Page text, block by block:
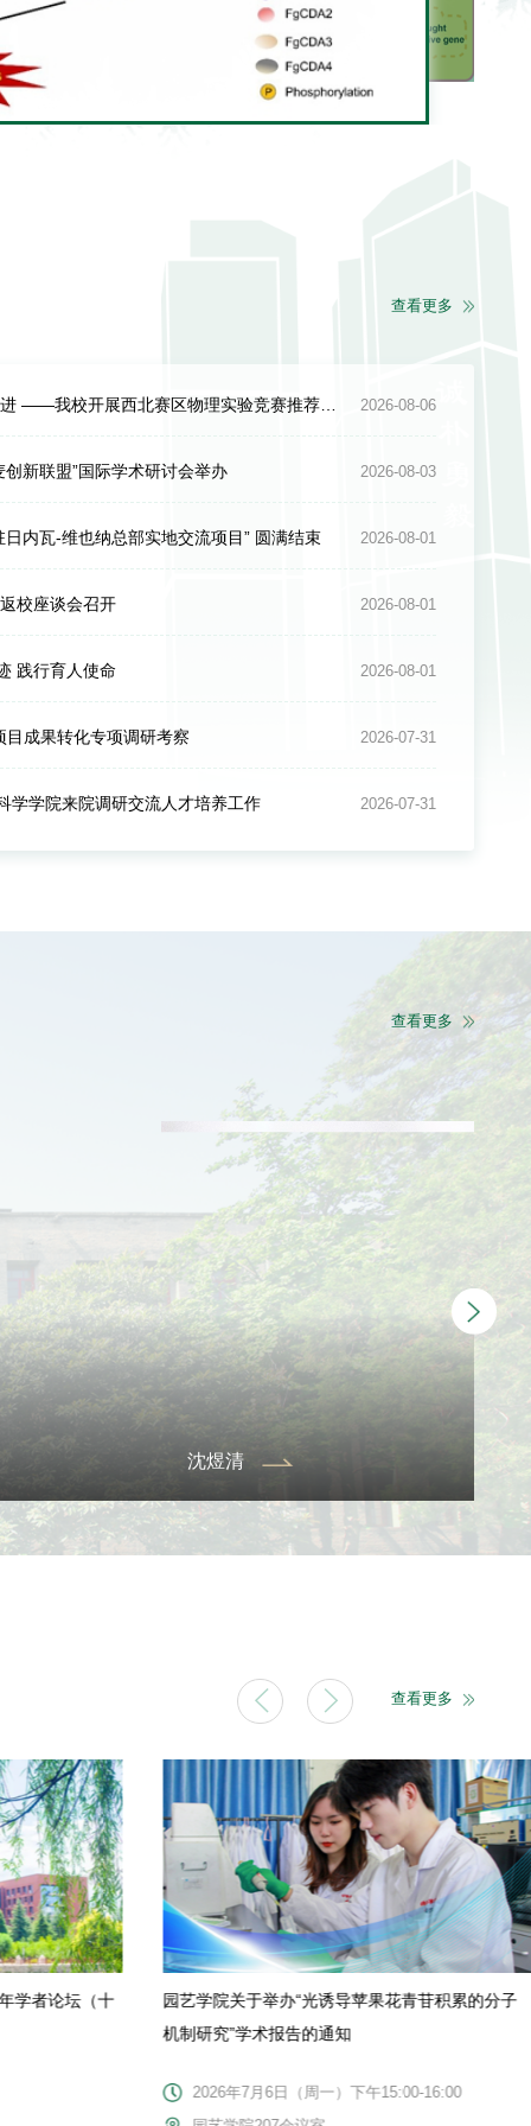
查看更多
署动员会
2026-08-06
2026-08-03
新联盟”国际学术研讨会举办
2026-08-01
内瓦-维也纳总部实地交流项目” 圆满结束
2026-08-01
校座谈会召开
2026-08-01
践行育人使命
2026-07-31
目成果转化专项调研考察
2026-07-31
学学院来院调研交流人才培养工作
查看更多
沈学年
张
查看更多
学者论坛（十
园艺学院关于举办“光诱导苹果花青苷积累的分子
机制研究”学术报告的通知
2026年7月6日（周一）下午15:00-16:00